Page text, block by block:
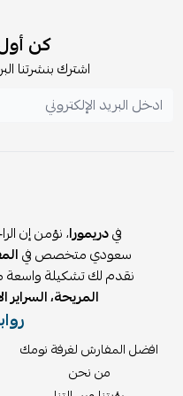
كن
اشترك بنشرتنا
فيدريمورا، نؤمن إن
سعودي متخصص في
نقدم لك تشكيلة
المريحة، السراير
افضل المفارش لغرفة نومك
من نحن